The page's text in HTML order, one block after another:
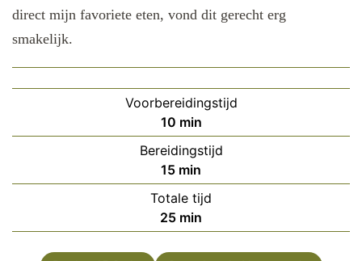
direct mijn favoriete eten, vond dit gerecht erg
smakelijk.
Voorbereidingstijd
10minuten
min
Bereidingstijd
15minuten
min
Totale tijd
25minuten
min